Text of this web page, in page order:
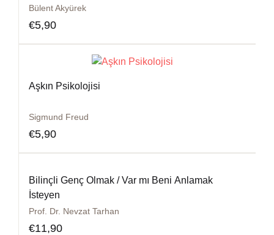
Bülent Akyürek
€5,90
Aşkın Psikolojisi
Sigmund Freud
€5,90
Bilinçli Genç Olmak / Var mı Beni Anlamak
İsteyen
Prof. Dr. Nevzat Tarhan
€11,90